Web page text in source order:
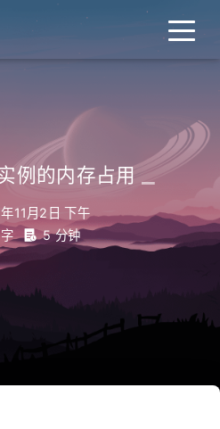
例的内存占用 _
11月2日 下午
5 分钟